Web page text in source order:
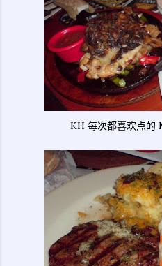
KH 每次都喜欢点的